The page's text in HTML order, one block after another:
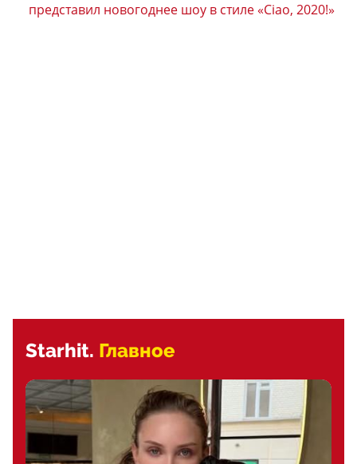
представил новогоднее шоу в стиле «Ciao, 2020!»
Starhit. Главное